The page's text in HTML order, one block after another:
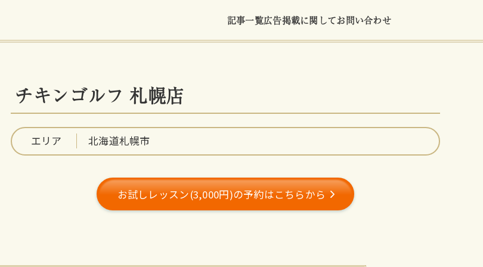
記事一覧広告掲載に関してお問い合わせ
チキンゴルフ 札幌店
エリア 北海道札幌市
お試しレッスン(3,000円)の予約はこちらから